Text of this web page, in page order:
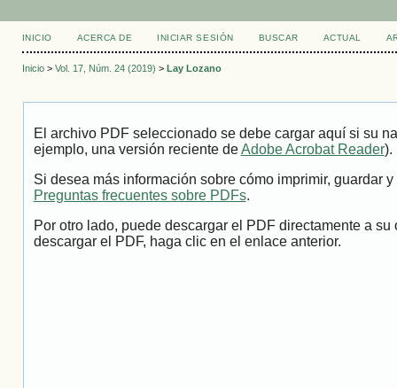
INICIO ACERCA DE INICIAR SESIÓN BUSCAR ACTUAL
Inicio> Vol. 17, Núm. 24 (2019) > Lay Lozano
El archivo PDF seleccionado se debe cargar aquí si su
ejemplo, una versión reciente deAdobe Acrobat Reader).
Si desea más información sobre cómo imprimir, guardar
Preguntas frecuentes sobre PDFs.
Por otro lado, puede descargar el PDF directamente a
descargar el PDF, haga clic en el enlace anterior.